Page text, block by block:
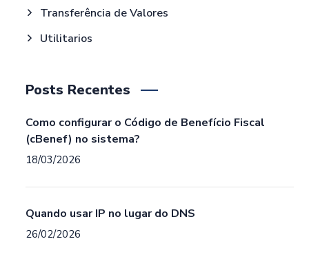
Transferência de Valores
Utilitarios
Posts Recentes
Como configurar o Código de Benefício Fiscal
(cBenef) no sistema?
18/03/2026
Quando usar IP no lugar do DNS
26/02/2026